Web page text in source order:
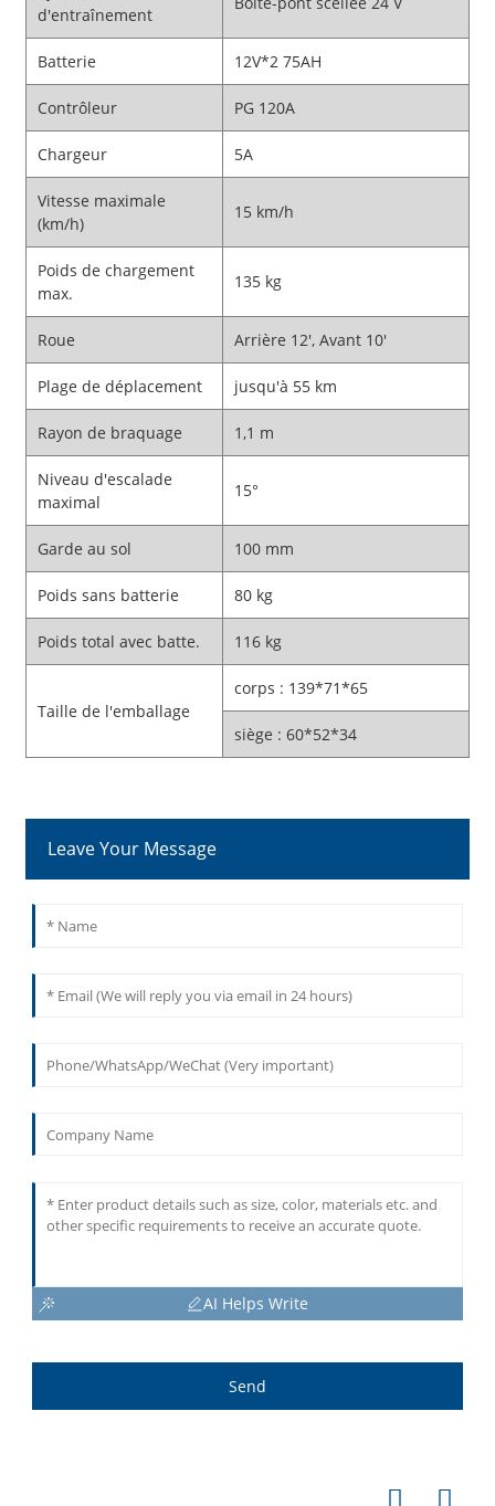
d'entraînement
Batterie 12V*2 75AH
Contrôleur PG 120A
Chargeur 5A
Vitesse maximale
(km/h)
15 km/h
Poids de chargement
max.
135 kg
Roue Arrière 12', Avant 10'
Plage de déplacement jusqu'à 55 km
Rayon de braquage 1,1 m
Niveau d'escalade
maximal
15°
Garde au sol 100 mm
Poids sans batterie 80 kg
Poids total avec batte. 116 kg
Taille de l'emballage
corps : 139*71*65
siège : 60*52*34
Leave Your Message
AI Helps Write
Send